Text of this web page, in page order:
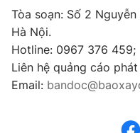
Tòa soạn: Số 2
Hà Nội.
Hotline: 0967 376 459;
Liên hệ quảng cáo
Email: